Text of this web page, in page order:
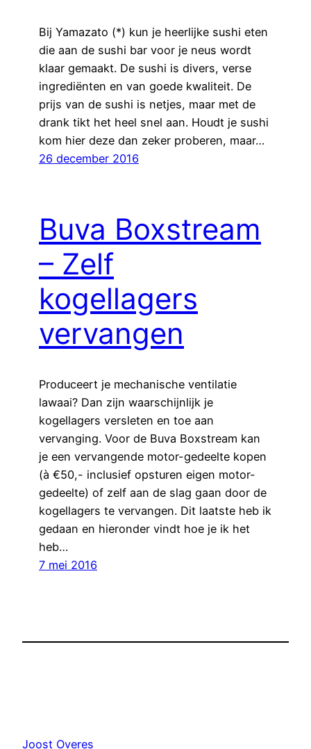
Bij Yamazato (*) kun je heerlijke sushi eten
die aan de sushi bar voor je neus wordt
klaar gemaakt. De sushi is divers, verse
ingrediënten en van goede kwaliteit. De
prijs van de sushi is netjes, maar met de
drank tikt het heel snel aan. Houdt je sushi
kom hier deze dan zeker proberen, maar…
26 december 2016
Buva Boxstream
– Zelf
kogellagers
vervangen
Produceert je mechanische ventilatie
lawaai? Dan zijn waarschijnlijk je
kogellagers versleten en toe aan
vervanging. Voor de Buva Boxstream kan
je een vervangende motor-gedeelte kopen
(à €50,- inclusief opsturen eigen motor-
gedeelte) of zelf aan de slag gaan door de
kogellagers te vervangen. Dit laatste heb ik
gedaan en hieronder vindt hoe je ik het
heb…
7 mei 2016
Joost Overes